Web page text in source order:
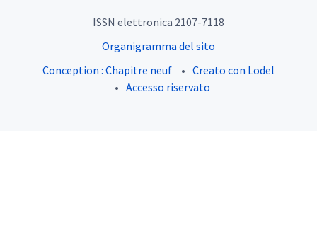
ISSN elettronica 2107-7118
Organigramma del sito
Conception : Chapitre neuf
Creato con Lodel
Accesso riservato